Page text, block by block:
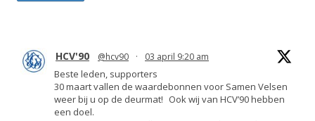
HCV'90 @hcv90 · 03 april 9:20 am
Beste leden, supporters
30 maart vallen de waardebonnen voor Samen Velsen
weer bij u op de deurmat! Ook wij van HCV’90 hebben
een doel.